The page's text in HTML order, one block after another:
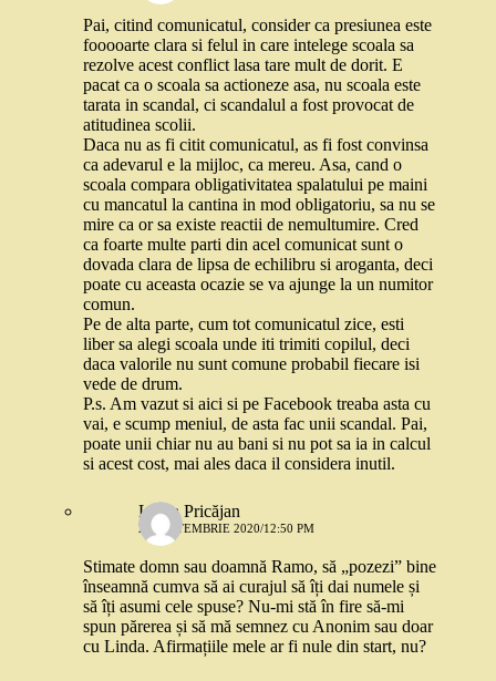
Pai, citind comunicatul, consider ca presiunea este
fooooarte clara si felul in care intelege scoala sa
rezolve acest conflict lasa tare mult de dorit. E
pacat ca o scoala sa actioneze asa, nu scoala este
tarata in scandal, ci scandalul a fost provocat de
atitudinea scolii.
Daca nu as fi citit comunicatul, as fi fost convinsa
ca adevarul e la mijloc, ca mereu. Asa, cand o
scoala compara obligativitatea spalatului pe maini
cu mancatul la cantina in mod obligatoriu, sa nu se
mire ca or sa existe reactii de nemultumire. Cred
ca foarte multe parti din acel comunicat sunt o
dovada clara de lipsa de echilibru si aroganta, deci
poate cu aceasta ocazie se va ajunge la un numitor
comun.
Pe de alta parte, cum tot comunicatul zice, esti
liber sa alegi scoala unde iti trimiti copilul, deci
daca valorile nu sunt comune probabil fiecare isi
vede de drum.
P.s. Am vazut si aici si pe Facebook treaba asta cu
vai, e scump meniul, de asta fac unii scandal. Pai,
poate unii chiar nu au bani si nu pot sa ia in calcul
si acest cost, mai ales daca il considera inutil.
Linda Pricăjan
22 SEPTEMBRIE 2020/12:50 PM
Stimate domn sau doamnă Ramo, să „pozezi” bine
înseamnă cumva să ai curajul să îți dai numele și
să îți asumi cele spuse? Nu-mi stă în fire să-mi
spun părerea și să mă semnez cu Anonim sau doar
cu Linda. Afirmațiile mele ar fi nule din start, nu?